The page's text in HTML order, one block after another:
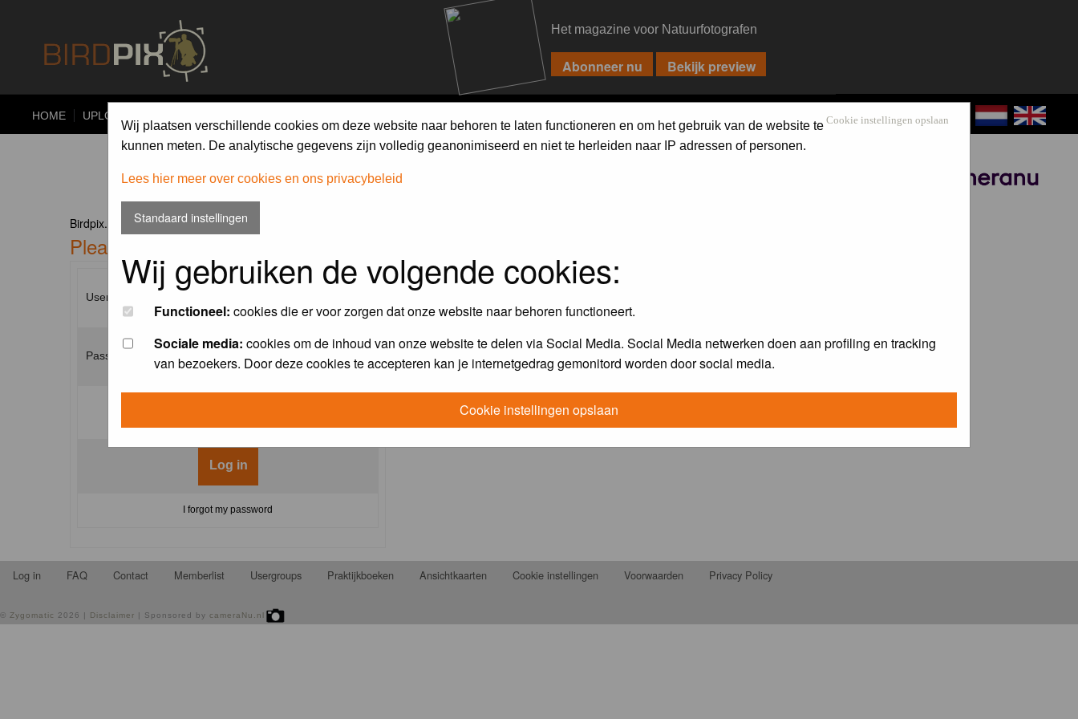
Het magazine voor Natuurfotografen
HOME UPLOAD Cookie instellingen opslaan
Wij plaatsen verschillende cookies om deze website naar behoren te laten functioneren en om het gebruik van de website te
kunnen meten. De analytische gegevens zijn volledig geanonimiseerd en niet te herleiden naar IP adressen of personen.
Lees hier meer over cookies en ons privacybeleid
Standaard instellingen
Wij gebruiken de volgende cookies:
Functioneel: cookies die er voor zorgen dat onze website naar behoren functioneert.
Sociale media: cookies om de inhoud van onze website te delen via Social Media. Social Media netwerken doen aan profiling en tracking
van bezoekers. Door deze cookies te accepteren kan je internetgedrag gemonitord worden door social media.
Cookie instellingen opslaan
Birdpix.nl Forum Index
Please enter your username and password to log in.
Username:
Password:
I forgot my password
Log in FAQ Contact Memberlist Usergroups Praktijkboeken Ansichtkaarten Cookie instellingen Voorwaarden Privacy Policy
© Zygomatic 2026 | Disclaimer | Sponsored by cameraNu.nl